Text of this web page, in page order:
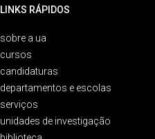
LINKS RÁPIDOS
sobre a ua
cursos
candidaturas
departamentos e escolas
serviços
unidades de investigação